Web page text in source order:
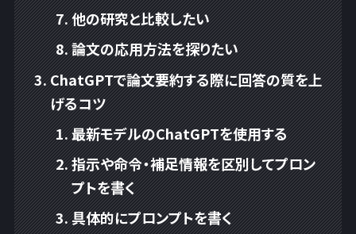
他の研究と比較したい
論文の応用方法を探りたい
ChatGPTで論文要約する際に回答の質を上
げるコツ
最新モデルのChatGPTを使用する
指示や命令・補足情報を区別してプロン
プトを書く
具体的にプロンプトを書く